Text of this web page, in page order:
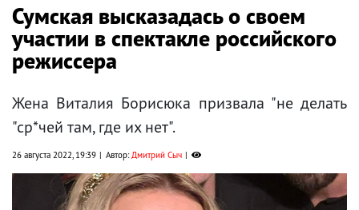
Сумская высказадась о своем
участии в спектакле российского
режиссера
Жена Виталия Борисюка призвала "не делать
"ср*чей там, где их нет".
26 августа 2022, 19:39 Автор:Дмитрий Сыч